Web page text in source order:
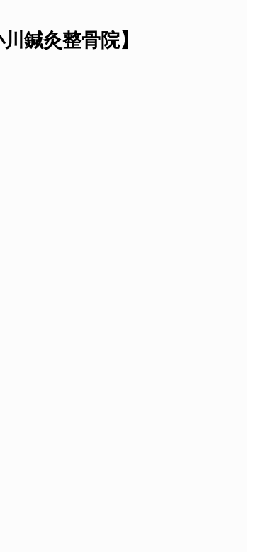
灸整骨院】